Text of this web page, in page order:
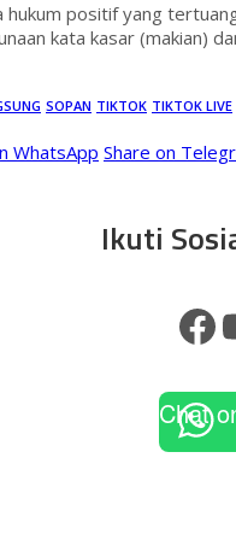
hukum positif yang
kata kasar (makian)
SOPAN TIKTOK TIKTOK LIVE
WhatsApp Share on
Ikuti
Chat